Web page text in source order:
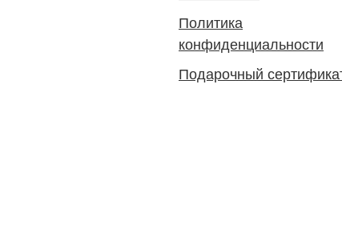
Политика
конфиденциальности
Подарочный